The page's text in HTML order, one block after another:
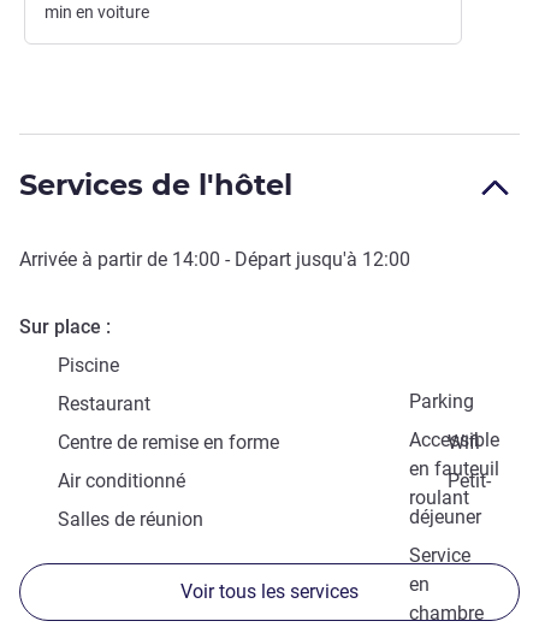
min en voiture
Services de l'hôtel
Arrivée à partir de 14:00 - Départ jusqu'à 12:00
Sur place
Piscine
Parking
Restaurant
Accessible
en fauteuil
roulant
Centre de remise en forme
Wifi
Air conditionné
Petit-
déjeuner
Salles de réunion
Service
en
chambre
Voir tous les services